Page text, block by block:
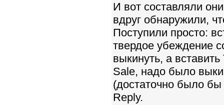
И вот составляли
вдруг обнаружили,
Поступили просто:
твердое убеждение
выкинуть, а
Sale, надо было
(достаточно было бы
Reply.